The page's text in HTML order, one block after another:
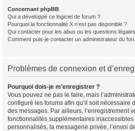
Concernant phpBB
Qui a développé ce logiciel de forum ?
Pourquoi la fonctionnalité X n’est pas disponible ?
Qui contacter pour les abus ou les questions
Comment puis-je contacter un administrateur du
Problèmes de connexion et
Pourquoi dois-je m’enregistrer ?
Vous pouvez ne pas le faire, mais
configuré les forums afin qu’il soit nécessaire
des messages. Par ailleurs, l’enregistrement
fonctionnalités supplémentaires
personnalisés, la messagerie privée, l’envoi